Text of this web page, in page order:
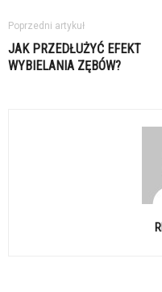
Poprzedni artykuł
JAK PRZEDŁUŻYĆ EFEKT
WYBIELANIA ZĘBÓW?